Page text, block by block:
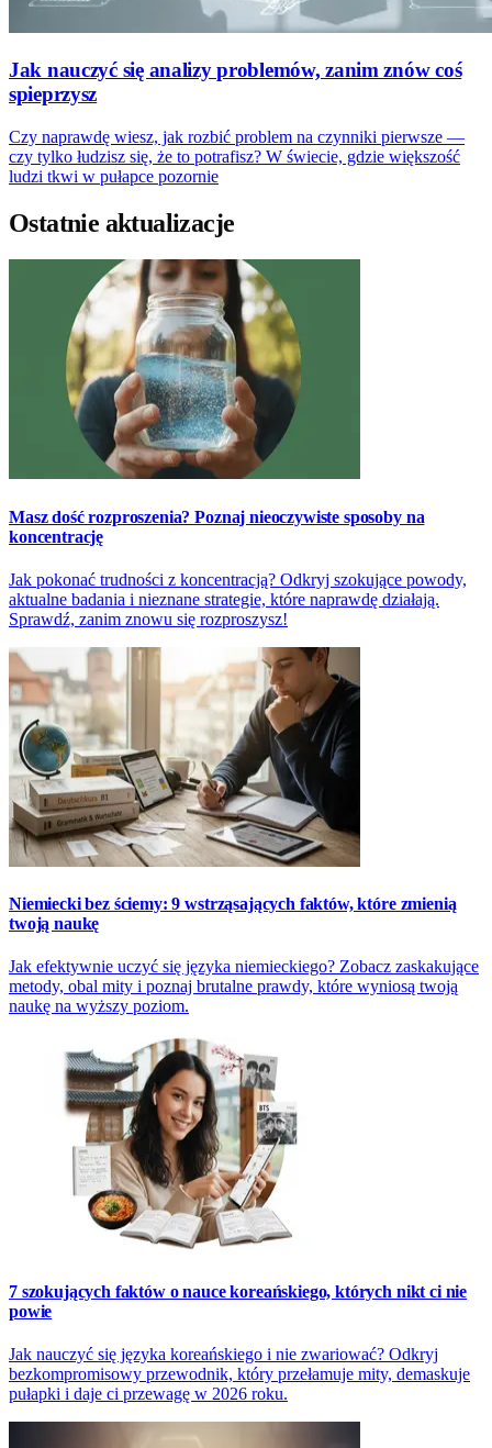
Jak nauczyć się analizy problemów, zanim znów coś
spieprzysz
Czy naprawdę wiesz, jak rozbić problem na czynniki pierwsze —
czy tylko łudzisz się, że to potrafisz? W świecie, gdzie większość
ludzi tkwi w pułapce pozornie
Ostatnie aktualizacje
Masz dość rozproszenia? Poznaj nieoczywiste sposoby na
koncentrację
Jak pokonać trudności z koncentracją? Odkryj szokujące powody,
aktualne badania i nieznane strategie, które naprawdę działają.
Sprawdź, zanim znowu się rozproszysz!
Niemiecki bez ściemy: 9 wstrząsających faktów, które zmienią
twoją naukę
Jak efektywnie uczyć się języka niemieckiego? Zobacz zaskakujące
metody, obal mity i poznaj brutalne prawdy, które wyniosą twoją
naukę na wyższy poziom.
7 szokujących faktów o nauce koreańskiego, których nikt ci nie
powie
Jak nauczyć się języka koreańskiego i nie zwariować? Odkryj
bezkompromisowy przewodnik, który przełamuje mity, demaskuje
pułapki i daje ci przewagę w 2026 roku.